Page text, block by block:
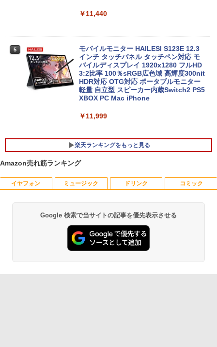
083コンディションランク【B】（商品 N
￥15,900
【エントリーでポイント10倍】 ノートパ
ソコン 中古 Cランク 訳あり Win11 Pro i
5 第8世代 カメラ付き Lenovo ThinkPa
d X390 8GBメモリ 256GB 高速 PCIe SS
ソコン
HP 800G6 SF(8YM57AV-CMFZ:Win10x
64) 中古 Core i7-2.9GHz(10700)/メモリ
16GB/SSD512GB/DVDライター [C:並品]
2021年頃購入
￥50,600
￥11,440
5
モバイルモニター HAILESI S123E 12.3
インチ タッチパネル タッチペン対応 モ
バイルディスプレイ 1920x1280 フルHD
3:2比率 100％sRGB広色域 高輝度300nit
HDR対応 OTG対応 ポータブルモニター
軽量 自立型 スピーカー内蔵Switch2 PS5
XBOX PC Mac iPhone
￥11,999
楽天ランキングをもっと見る
1
鹿楓堂よついろ日和 23巻 【電子書籍】
￥770
Amazon売れ筋ランキング
イヤフォン
Anker Soundcore P40i オフホワイト
￥7,990
ミュージック
BRUCE WAYNE feat. Flo Milli, ATL Jacob
[Explicit]
￥250
ドリンク
【Amazon.co.jp限定】 い・ろ・は・す 2L P
ET ラベルレス ×8本
￥1,112
コミック
薬屋のひとりごと 17巻 (デジタル版ビッグガ
ンガンコミックス)
￥770
Google 検索で当サイトの記事を優先表示させる